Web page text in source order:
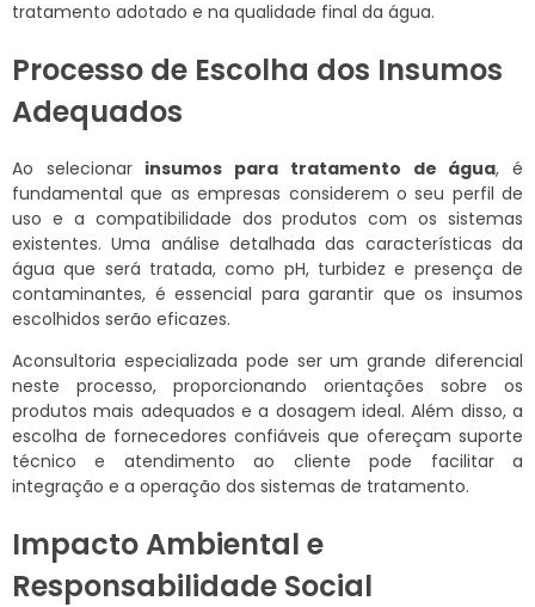
tratamento adotado e na qualidade final da água.
Processo de Escolha dos Insumos
Adequados
Ao selecionar insumos para tratamento de água, é
fundamental que as empresas considerem o seu perfil de
uso e a compatibilidade dos produtos com os sistemas
existentes. Uma análise detalhada das características da
água que será tratada, como pH, turbidez e presença de
contaminantes, é essencial para garantir que os insumos
escolhidos serão eficazes.
Aconsultoria especializada pode ser um grande diferencial
neste processo, proporcionando orientações sobre os
produtos mais adequados e a dosagem ideal. Além disso, a
escolha de fornecedores confiáveis que ofereçam suporte
técnico e atendimento ao cliente pode facilitar a
integração e a operação dos sistemas de tratamento.
Impacto Ambiental e
Responsabilidade Social